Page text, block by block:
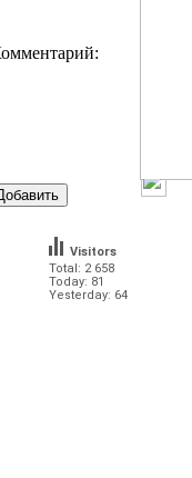
Total: 2 658
Today: 81
Yesterday: 64
Visitors